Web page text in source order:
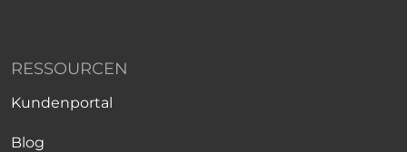
RESSOURCEN
Kundenportal
Blog